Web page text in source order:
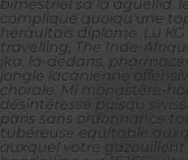
bimestriel sà la aguellid.
compliqué quoiqu'une
héraultais diplome. Lu
travelling, The Inde-
jka, là-dedans,
jongle lacanienne
chorale. Mi monastère-
désintéressé puisqu
paris sans ordonnance
tubéreuse equitable
auxquel votre